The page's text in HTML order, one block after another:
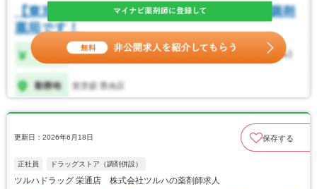
更新日：2026年6月18日 保存する
正社員 ドラッグストア（調剤併設）
ツルハドラッグ 栄通店 株式会社ツルハの薬剤師求人